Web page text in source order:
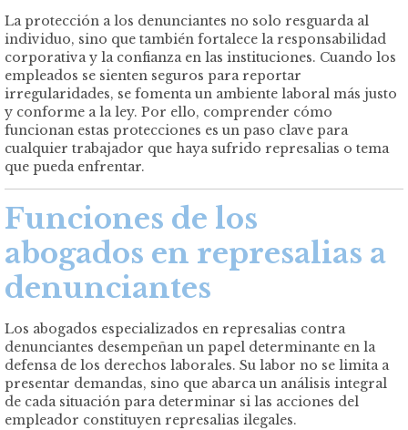
La protección a los denunciantes no solo resguarda al
individuo, sino que también fortalece la responsabilidad
corporativa y la confianza en las instituciones. Cuando los
empleados se sienten seguros para reportar
irregularidades, se fomenta un ambiente laboral más justo
y conforme a la ley. Por ello, comprender cómo
funcionan estas protecciones es un paso clave para
cualquier trabajador que haya sufrido represalias o tema
que pueda enfrentar.
Funciones de los
abogados en represalias a
denunciantes
Los abogados especializados en represalias contra
denunciantes desempeñan un papel determinante en la
defensa de los derechos laborales. Su labor no se limita a
presentar demandas, sino que abarca un análisis integral
de cada situación para determinar si las acciones del
empleador constituyen represalias ilegales.